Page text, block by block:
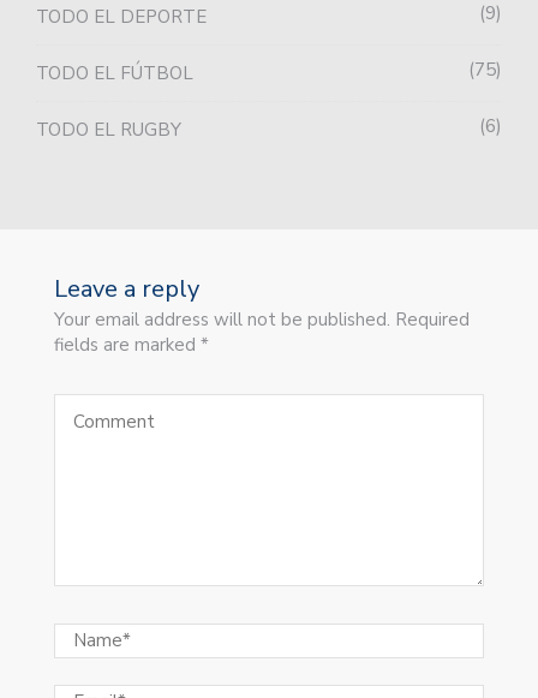
TODO EL DEPORTE 9
TODO EL FÚTBOL 75
TODO EL RUGBY 6
Leave a reply
Your email address will not be published. Required
fields are marked *